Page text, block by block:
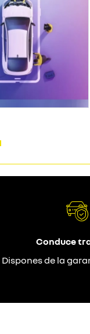
Conduce
Dispones de la